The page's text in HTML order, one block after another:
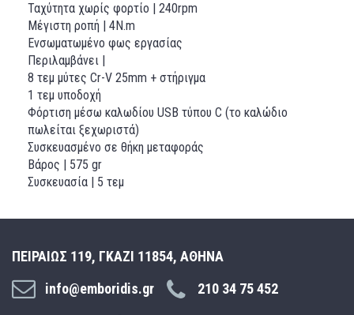
Ταχύτητα χωρίς φορτίο | 240rpm
Μέγιστη ροπή | 4N.m
Ενσωματωμένο φως εργασίας
Περιλαμβάνει |
8 τεμ μύτες Cr-V 25mm + στήριγμα
1 τεμ υποδοχή
Φόρτιση μέσω καλωδίου USB τύπου C (το καλώδιο
πωλείται ξεχωριστά)
Συσκευασμένο σε θήκη μεταφοράς
Βάρος | 575 gr
Συσκευασία | 5 τεμ
ΠΕΙΡΑΙΩΣ 119, ΓΚΑΖΙ 11854, ΑΘΗΝΑ
info@emboridis.gr
210 34 75 452